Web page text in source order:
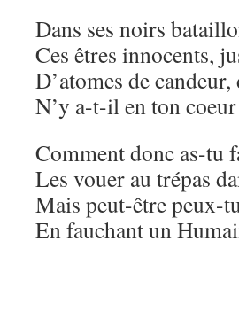
Dans ses noirs
Ces êtres innocents,
D’atomes de
N’y a-t-il en ton
Comment donc as-tu
Les vouer au trépas
Mais peut-être peux-
En fauchant un